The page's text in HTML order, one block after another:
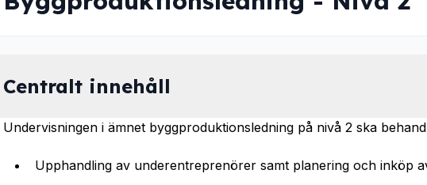
Centralt innehåll
Undervisningen i ämnet byggproduktionsledning på nivå 2 ska
Upphandling av underentreprenörer samt planering och inköp